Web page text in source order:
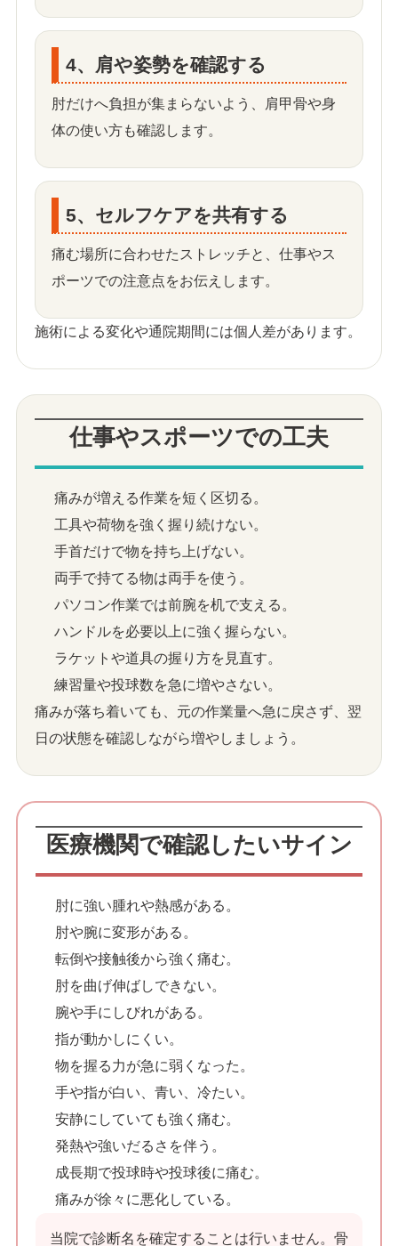
4、肩や姿勢を確認する
肘だけへ負担が集まらないよう、肩甲骨や身
体の使い方も確認します。
5、セルフケアを共有する
痛む場所に合わせたストレッチと、仕事やス
ポーツでの注意点をお伝えします。
施術による変化や通院期間には個人差があります。
仕事やスポーツでの工夫
痛みが増える作業を短く区切る。
工具や荷物を強く握り続けない。
手首だけで物を持ち上げない。
両手で持てる物は両手を使う。
パソコン作業では前腕を机で支える。
ハンドルを必要以上に強く握らない。
ラケットや道具の握り方を見直す。
練習量や投球数を急に増やさない。
痛みが落ち着いても、元の作業量へ急に戻さず、翌
日の状態を確認しながら増やしましょう。
医療機関で確認したいサイン
肘に強い腫れや熱感がある。
肘や腕に変形がある。
転倒や接触後から強く痛む。
肘を曲げ伸ばしできない。
腕や手にしびれがある。
指が動かしにくい。
物を握る力が急に弱くなった。
手や指が白い、青い、冷たい。
安静にしていても強く痛む。
発熱や強いだるさを伴う。
成長期で投球時や投球後に痛む。
痛みが徐々に悪化している。
当院で診断名を確定することは行いません。骨